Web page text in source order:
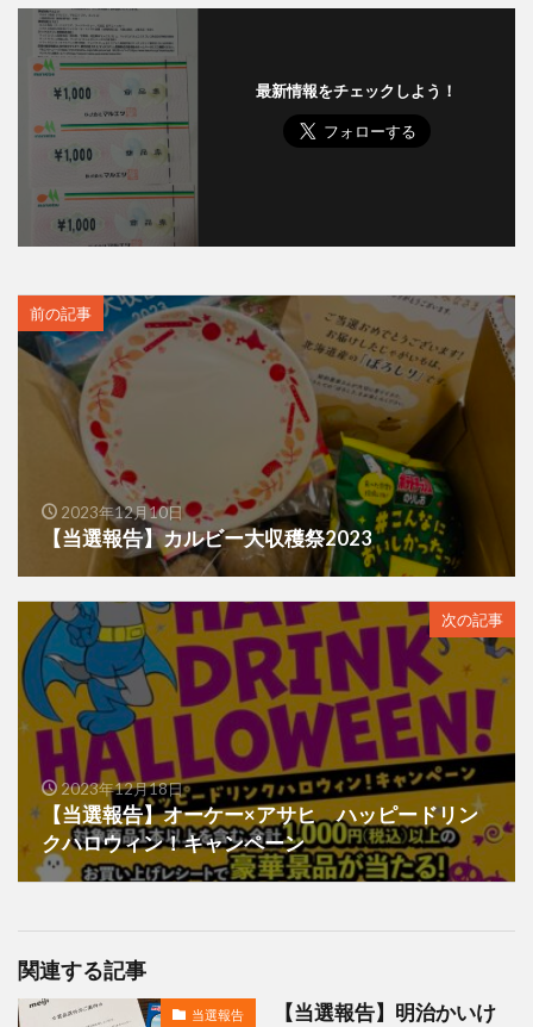
最新情報をチェックしよう！
前の記事
2023年12月10日
【当選報告】カルビー大収穫祭2023
次の記事
2023年12月18日
【当選報告】オーケー×アサヒ ハッピードリン
クハロウィン！キャンペーン
関連する記事
当選報告
【当選報告】明治かいけ